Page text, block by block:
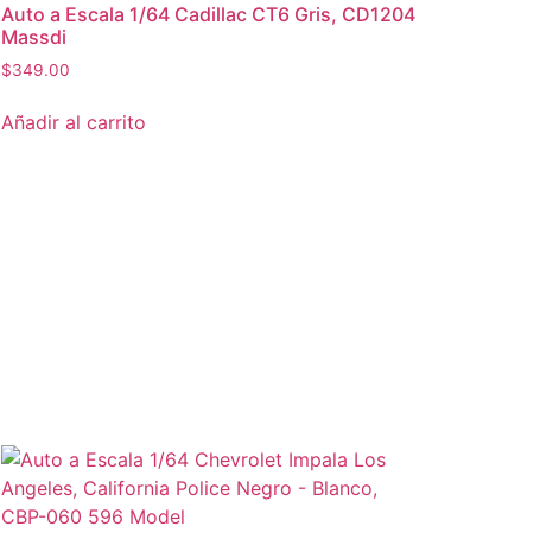
Auto a Escala 1/64 Cadillac CT6 Gris, CD1204
Massdi
$349.00
Añadir al carrito